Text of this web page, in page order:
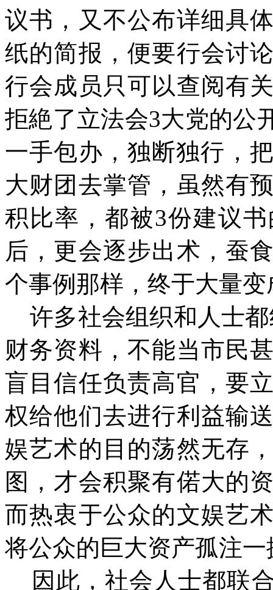
议书，又不公布详细具
纸的简报，便要行会讨
行会成员只可以查阅有
拒絶了立法会3大党的公
一手包办，独断独行，
大财团去掌管，虽然有
积比率，都被3份建议
后，更会逐步出术，蚕
个事例那样，终于大量
许多社会组织和人士
财务资料，不能当市民
盲目信任负责高官，要
权给他们去进行利益输
娱艺术的目的荡然无存
图，才会积聚有偌大的
而热衷于公众的文娱艺
将公众的巨大资产孤注
因此，社会人士都联